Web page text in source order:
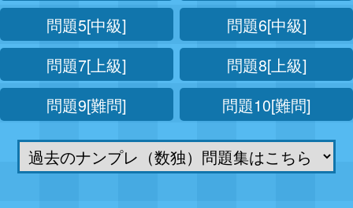
問題5[中級]
問題6[中級]
問題7[上級]
問題8[上級]
問題9[難問]
問題10[難問]